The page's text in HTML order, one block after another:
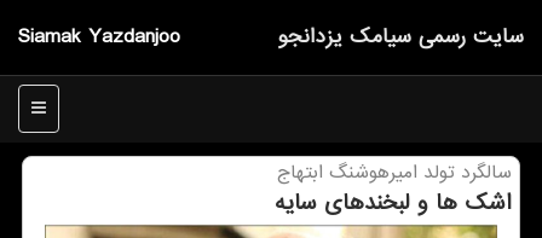
Siamak Yazdanjoo سایت رسمی سیامك یزدانجو
منو
سالگرد تولد امیرهوشنگ ابتهاج
اشك ها و لبخندهای سایه